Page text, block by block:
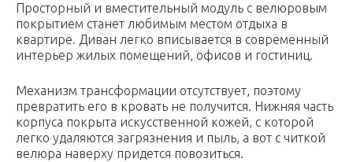
Просторный и вместительный модуль с велюровым
покрытием станет любимым местом отдыха в
квартире. Диван легко вписывается в современный
интерьер жилых помещений, офисов и гостиниц.
Механизм трансформации отсутствует, поэтому
превратить его в кровать не получится. Нижняя часть
корпуса покрыта искусственной кожей, с которой
легко удаляются загрязнения и пыль, а вот с читкой
велюра наверху придется повозиться.